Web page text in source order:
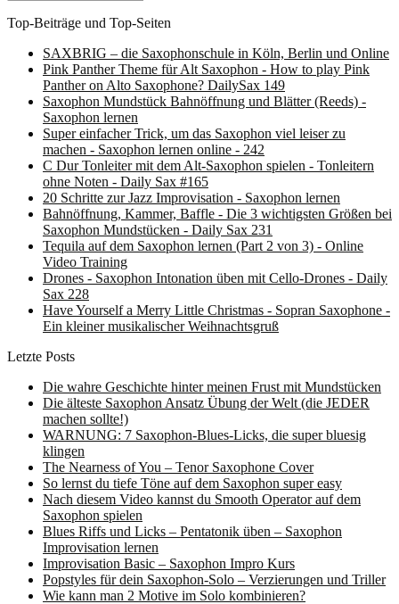
Top-Beiträge und Top-Seiten
SAXBRIG – die Saxophonschule in Köln, Berlin und Online
Pink Panther Theme für Alt Saxophon - How to play Pink
Panther on Alto Saxophone? DailySax 149
Saxophon Mundstück Bahnöffnung und Blätter (Reeds) -
Saxophon lernen
Super einfacher Trick, um das Saxophon viel leiser zu
machen - Saxophon lernen online - 242
C Dur Tonleiter mit dem Alt-Saxophon spielen - Tonleitern
ohne Noten - Daily Sax #165
20 Schritte zur Jazz Improvisation - Saxophon lernen
Bahnöffnung, Kammer, Baffle - Die 3 wichtigsten Größen bei
Saxophon Mundstücken - Daily Sax 231
Tequila auf dem Saxophon lernen (Part 2 von 3) - Online
Video Training
Drones - Saxophon Intonation üben mit Cello-Drones - Daily
Sax 228
Have Yourself a Merry Little Christmas - Sopran Saxophone -
Ein kleiner musikalischer Weihnachtsgruß
Letzte Posts
Die wahre Geschichte hinter meinen Frust mit Mundstücken
Die älteste Saxophon Ansatz Übung der Welt (die JEDER
machen sollte!)
WARNUNG: 7 Saxophon-Blues-Licks, die super bluesig
klingen
The Nearness of You – Tenor Saxophone Cover
So lernst du tiefe Töne auf dem Saxophon super easy
Nach diesem Video kannst du Smooth Operator auf dem
Saxophon spielen
Blues Riffs und Licks – Pentatonik üben – Saxophon
Improvisation lernen
Improvisation Basic – Saxophon Impro Kurs
Popstyles für dein Saxophon-Solo – Verzierungen und Triller
Wie kann man 2 Motive im Solo kombinieren?